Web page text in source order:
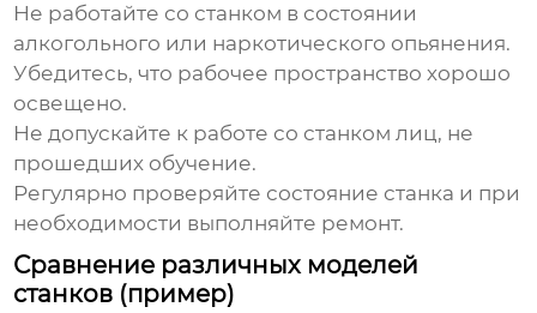
Не работайте со станком в состоянии
алкогольного или наркотического опьянения.
Убедитесь, что рабочее пространство хорошо
освещено.
Не допускайте к работе со станком лиц, не
прошедших обучение.
Регулярно проверяйте состояние станка и при
необходимости выполняйте ремонт.
Сравнение различных моделей
станков (пример)